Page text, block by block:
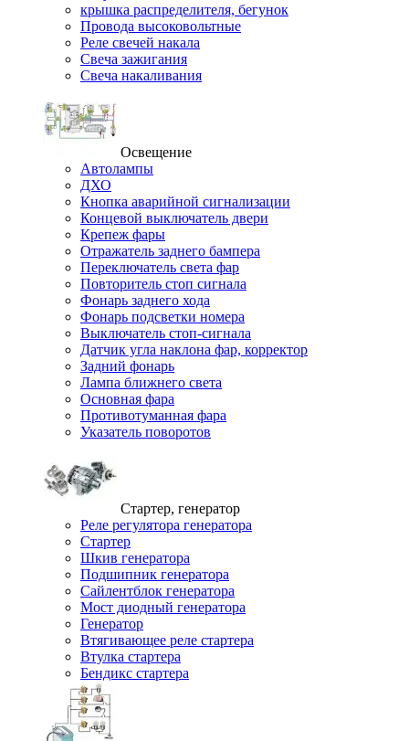
крышка распределителя, бегунок
Провода высоковольтные
Реле свечей накала
Свеча зажигания
Свеча накаливания
Освещение
Автолампы
ДХО
Кнопка аварийной сигнализации
Концевой выключатель двери
Крепеж фары
Отражатель заднего бампера
Переключатель света фар
Повторитель стоп сигнала
Фонарь заднего хода
Фонарь подсветки номера
Выключатель стоп-сигнала
Датчик угла наклона фар, корректор
Задний фонарь
Лампа ближнего света
Основная фара
Противотуманная фара
Указатель поворотов
Стартер, генератор
Реле регулятора генератора
Стартер
Шкив генератора
Подшипник генератора
Сайлентблок генератора
Мост диодный генератора
Генератор
Втягивающее реле стартера
Втулка стартера
Бендикс стартера